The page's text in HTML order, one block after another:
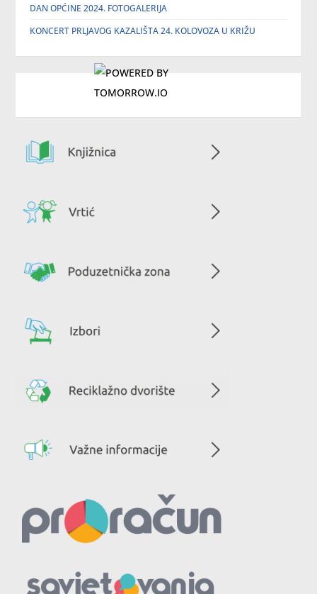
DAN OPĆINE 2024. FOTOGALERIJA
KONCERT PRLJAVOG KAZALIŠTA 24. KOLOVOZA U KRIŽU